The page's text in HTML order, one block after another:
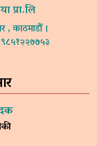
प्रा.लि
, काठमाडौं ।